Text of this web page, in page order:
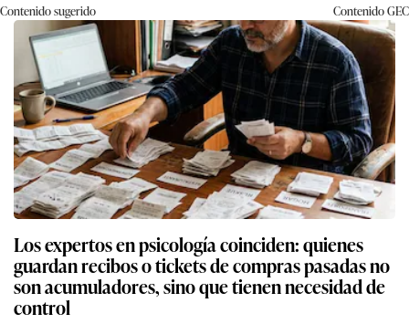
Contenido sugerido ContenidoGEC
Los expertos en psicología coinciden: quienes
guardan recibos o tickets de compras pasadas no
son acumuladores, sino que tienen necesidad de
control